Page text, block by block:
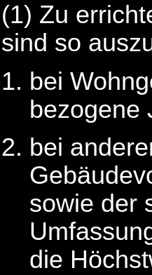
(1) Zu
sind so
bei
bezogene
bei
sowie der
die